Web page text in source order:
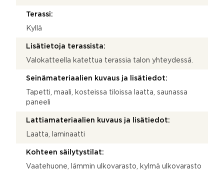
Terassi:
Kyllä
Lisätietoja terassista:
Valokatteella katettua terassia talon yhteydessä.
Seinämateriaalien kuvaus ja lisätiedot:
Tapetti, maali, kosteissa tiloissa laatta, saunassa
paneeli
Lattiamateriaalien kuvaus ja lisätiedot:
Laatta, laminaatti
Kohteen säilytystilat:
Vaatehuone, lämmin ulkovarasto, kylmä ulkovarasto